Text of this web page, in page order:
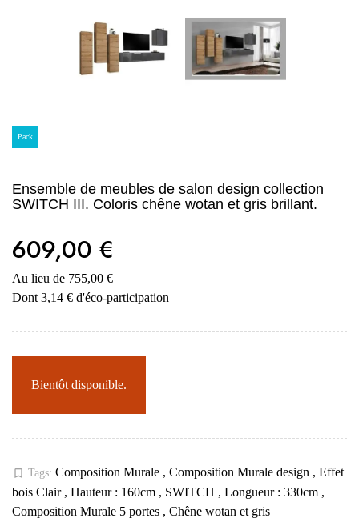
Pack
Ensemble de meubles de salon design collection
SWITCH III. Coloris chêne wotan et gris brillant.
609,00 €
Au lieu de 755,00 €
Dont 3,14 € d'éco-participation
Bientôt disponible.
bookmark_border Tags: Composition Murale , Composition Murale design , Effet
bois Clair , Hauteur : 160cm , SWITCH , Longueur : 330cm ,
Composition Murale 5 portes , Chêne wotan et gris